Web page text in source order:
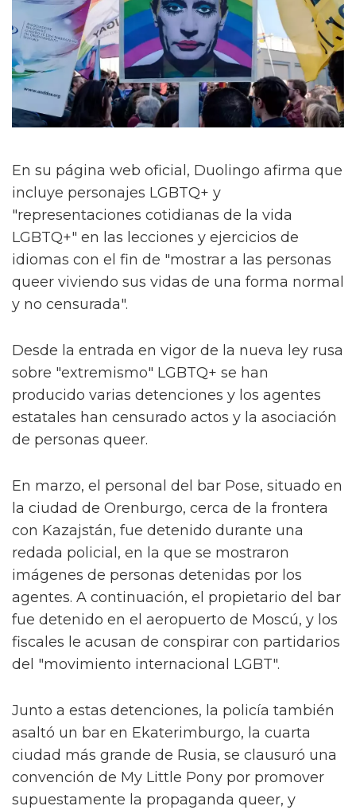
En su página web oficial, Duolingo afirma que
incluye personajes LGBTQ+ y
"representaciones cotidianas de la vida
LGBTQ+" en las lecciones y ejercicios de
idiomas con el fin de "mostrar a las personas
queer viviendo sus vidas de una forma normal
y no censurada".
Desde la entrada en vigor de la nueva ley rusa
sobre "extremismo" LGBTQ+ se han
producido varias detenciones y los agentes
estatales han censurado actos y la asociación
de personas queer.
En marzo, el personal del bar Pose, situado en
la ciudad de Orenburgo, cerca de la frontera
con Kazajstán, fue detenido durante una
redada policial, en la que se mostraron
imágenes de personas detenidas por los
agentes. A continuación, el propietario del bar
fue detenido en el aeropuerto de Moscú, y los
fiscales le acusan de conspirar con partidarios
del "movimiento internacional LGBT".
Junto a estas detenciones, la policía también
asaltó un bar en Ekaterimburgo, la cuarta
ciudad más grande de Rusia, se clausuró una
convención de My Little Pony por promover
supuestamente la propaganda queer, y